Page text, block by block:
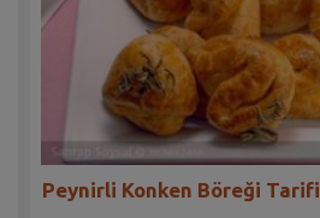
Peynirli Konken Böreği Tarifi